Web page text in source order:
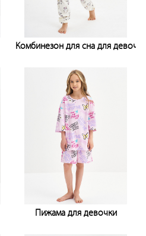
Комбинезон для сна для девочки
Пижама для девочки